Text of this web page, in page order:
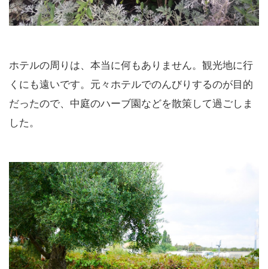
ホテルの周りは、本当に何もありません。観光地に行
くにも遠いです。元々ホテルでのんびりするのが目的
だったので、中庭のハーブ園などを散策して過ごしま
した。